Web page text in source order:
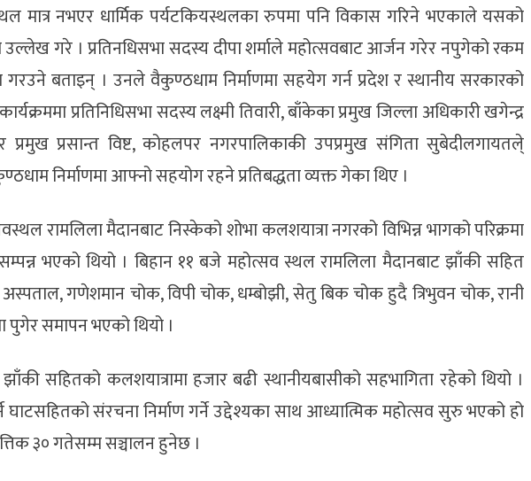
मात्र नभएर धार्मिक पर्यटकियस्थलका रुपमा पनि विकास गरिने भएकाले यसको
गरे । प्रतिनधिसभा सदस्य दीपा शर्माले महोत्सवबाट आर्जन गरेर नपुगेको रकम
बताइन् । उनले वैकुण्ठधाम निर्माणमा सहयेग गर्न प्रदेश र स्थानीय सरकारको
प्रतिनिधिसभा सदस्य लक्ष्मी तिवारी, बाँकेका प्रमुख जिल्ला अधिकारी खगेन्द्र
प्रमुख प्रसान्त विष्ट, कोहलपर नगरपालिकाकी उपप्रमुख संगिता सुबेदीलगायतले्
निर्माणमा आफ्नो सहयोग रहने प्रतिबद्धता व्यक्त गेका थिए ।
रामलिला मैदानबाट निस्केको शोभा कलशयात्रा नगरको विभिन्न भागको परिक्रमा
भएको थियो । बिहान ११ बजे महोत्सव स्थल रामलिला मैदानबाट झाँकी सहित
गणेशमान चोक, विपी चोक, धम्बोझी, सेतु बिक चोक हुदै त्रिभुवन चोक, रानी
पुगेर समापन भएको थियो ।
झाँकी सहितको कलशयात्रामा हजार बढी स्थानीयबासीको सहभागिता रहेको थियो ।
घाटसहितको संरचना निर्माण गर्ने उद्देश्यका साथ आध्यात्मिक महोत्सव सुरु भएको हो
३० गतेसम्म सञ्चालन हुनेछ ।